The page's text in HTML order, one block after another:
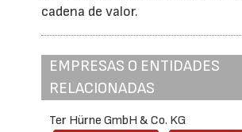
cadena de valor.
EMPRESAS O ENTIDADES
RELACIONADAS
Ter Hürne GmbH & Co. KG